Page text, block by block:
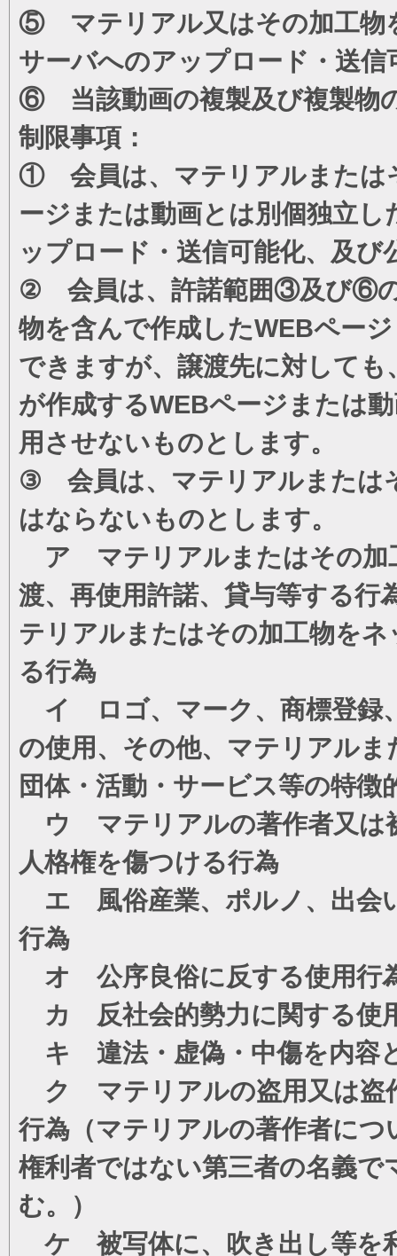
⑤ マテリアル又はその加工物
サーバへのアップロード・送信
⑥ 当該動画の複製及び複製物
制限事項：
① 会員は、マテリアルまたは
ージまたは動画とは別個独立
ップロード・送信可能化、及
② 会員は、許諾範囲③及び⑥の
物を含んで作成したWEBペー
できますが、譲渡先に対して
が作成するWEBページまたは
用させないものとします。
③ 会員は、マテリアルまたは
はならないものとします。
ア マテリアルまたはその加
渡、再使用許諾、貸与等する行
テリアルまたはその加工物を
る行為
イ ロゴ、マーク、商標登録
の使用、その他、マテリアル
団体・活動・サービス等の特
ウ マテリアルの著作者又は
人格権を傷つける行為
エ 風俗産業、ポルノ、出会
行為
オ 公序良俗に反する使用行
カ 反社会的勢力に関する使
キ 違法・虚偽・中傷を内容
ク マテリアルの盗用又は盗
行為（マテリアルの著作者に
権利者ではない第三者の名義
む。）
ケ 被写体に、吹き出し等を